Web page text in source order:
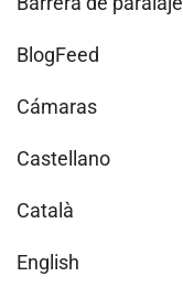
BlogFeed
Cámaras
Castellano
Català
English